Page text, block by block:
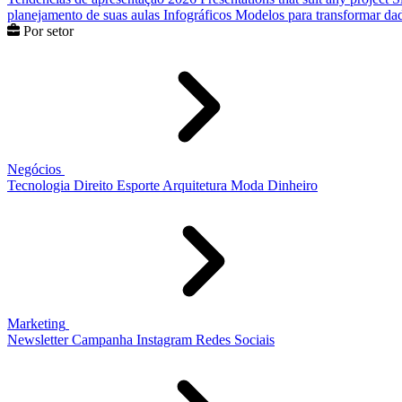
planejamento de suas aulas Infográficos Modelos para transformar
Por setor
Negócios
Tecnologia Direito Esporte Arquitetura Moda Dinheiro
Marketing
Newsletter Campanha Instagram Redes Sociais